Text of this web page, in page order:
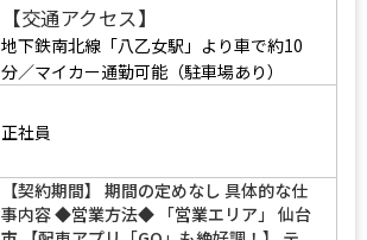
【株式会社栄和稲荷交通】宮城県仙台市
泉区松森字前沼14-1
【交通アクセス】
分／マイカー通勤可能（駐車場あり）
正社員